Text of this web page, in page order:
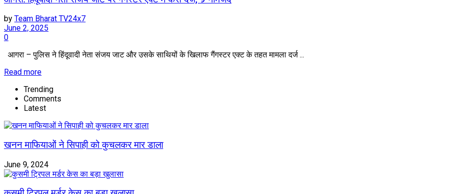
by Team Bharat TV24x7
June 2, 2025
0
आगरा – पुलिस ने हिंदूवादी नेता संजय जाट और उसके साथियों के खिलाफ गैंगस्टर एक्ट के तहत मामला दर्ज ...
Read more
Trending
Comments
Latest
खनन माफियाओं ने सिपाही को कुचलकर मार डाला
June 9, 2024